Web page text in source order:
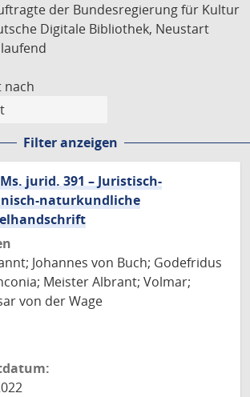
der Bundesregierung für Kultur
Digitale Bibliothek, Neustart
laufend
Filter anzeigen
jurid. 391 – Juristisch-
naturkundliche
Johannes von Buch; Godefridus
Meister Albrant; Volmar;
von der Wage